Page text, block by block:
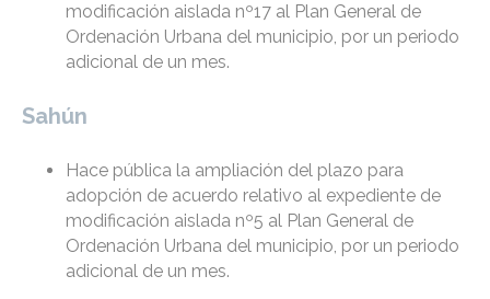
modificación aislada nº17 al Plan General de
Ordenación Urbana del municipio, por un periodo
adicional de un mes.
Sahún
Hace pública la ampliación del plazo para
adopción de acuerdo relativo al expediente de
modificación aislada nº5 al Plan General de
Ordenación Urbana del municipio, por un periodo
adicional de un mes.